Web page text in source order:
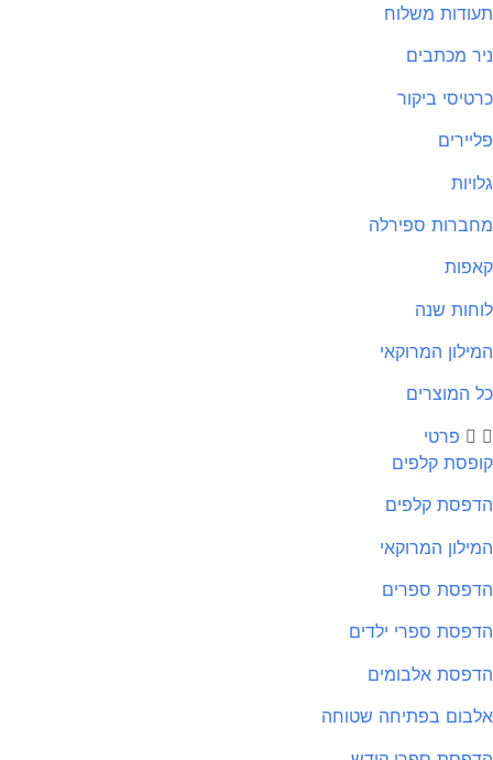
תעודות משלוח
ניר מכתבים
כרטיסי ביקור
פליירים
גלויות
מחברות ספירלה
קאפות
לוחות שנה
המילון המרוקאי
כל המוצרים
פרטי
קופסת קלפים
הדפסת קלפים
המילון המרוקאי
הדפסת ספרים
הדפסת ספרי ילדים
הדפסת אלבומים
אלבום בפתיחה שטוחה